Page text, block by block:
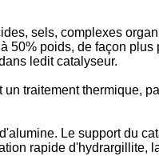
sels, complexes
50% poids, de façon
ledit catalyseur.
traitement thermique,
Le support du
rapide d'hydrargillite,